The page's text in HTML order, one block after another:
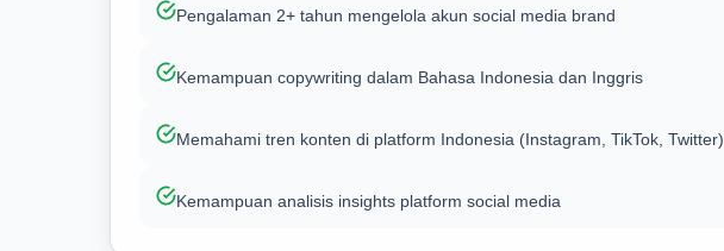
Pengalaman 2+ tahun mengelola akun social media brand
Kemampuan copywriting dalam Bahasa Indonesia dan Inggris
Memahami tren konten di platform Indonesia (Instagram, TikTok, Twitter)
Kemampuan analisis insights platform social media